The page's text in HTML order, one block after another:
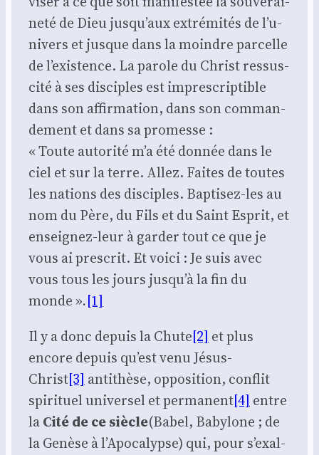
ne­té de Dieu jus­qu’aux extré­mi­tés de l’u­
ni­vers et jusque dans la moindre par­celle
de l’exis­tence. La parole du Christ res­sus­
ci­té à ses dis­ciples est impres­crip­tible
dans son affir­ma­tion, dans son com­man­
de­ment et dans sa pro­messe :
« Toute auto­ri­té m’a été don­née dans le
ciel et sur la terre. Allez. Faites de toutes
les nations des dis­ciples. Bap­ti­sez-les au
nom du Père, du Fils et du Saint Esprit, et
ensei­gnez-leur à gar­der tout ce que je
vous ai pres­crit. Et voi­ci : Je suis avec
vous tous les jours jus­qu’à la fin du
monde ».[1]
Il y a donc depuis la Chute[2] et plus
encore depuis qu’est venu Jésus-
Christ[3] anti­thèse, oppo­si­tion, conflit
spi­ri­tuel uni­ver­sel et per­ma­nent[4] entre
laCité de ce siècle(Babel, Baby­lone ; de
la Genèse à l’A­po­ca­lypse) qui, pour s’exal­